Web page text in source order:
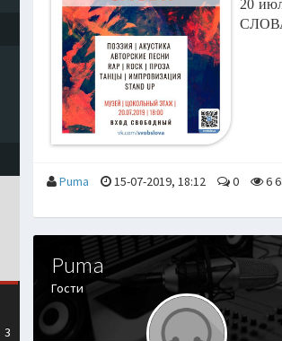
3
20
Puma 15-07-2019, 18:12 0 6
Puma
Гости